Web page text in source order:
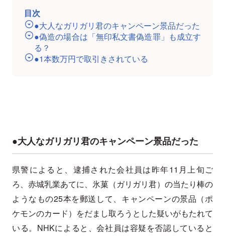
目次
●大人なガリガリ君のキャンペーン景品だった
●偽造の場合は「無印私文書偽造罪」も成立す
る？
●1本数万円で取引きされている
●大人なガリガリ君のキャンペーン景品だった
県警によると、逮捕された会社員は昨年11月上旬ご
ろ、赤城乳業あてに、氷菓（ガリガリ君）の当たり棒の
ようなもの25本を郵送して、キャンペーンの景品（ポ
ケモンのカード）をだまし取ろうとした疑いがもたれて
いる。NHKによると、会社員は容疑を否認していると